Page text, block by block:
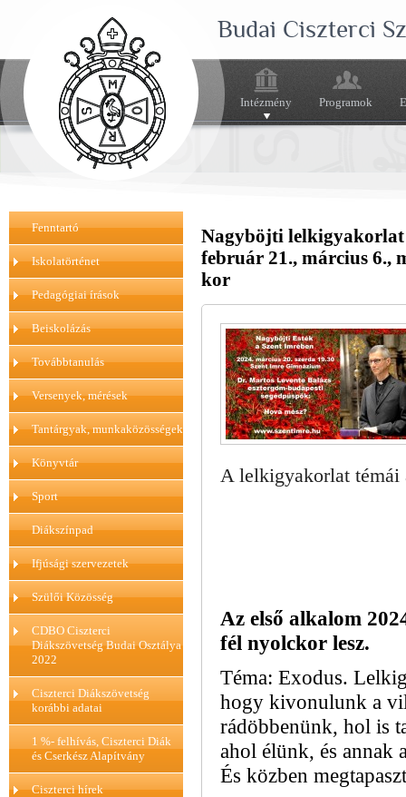
Budai Ciszterci
Intézmény Programok
Fenntartó
Iskolatörténet
Pedagógiai írások
Beiskolázás
Továbbtanulás
Versenyek, mérések
Tantárgyak, munkaközösségek
Könyvtár
Sport
Diákszínpad
Ifjúsági szervezetek
Szülői Közösség
CDBO Ciszterci
Diákszövetség Budai Osztálya
2022
Ciszterci Diákszövetség
korábbi adatai
1 %- felhívás, Ciszterci Diák
és Cserkész Alapítvány
Ciszterci hírek
Nagyböjti lelkigyakorlat
február 21., március 6.,
kor
A lelkigyakorlat témái
Az első alkalom
fél nyolckor lesz.
Téma: Exodus.
hogy kivonulunk a
rádöbbenünk, hol is
ahol élünk, és annak
És közben